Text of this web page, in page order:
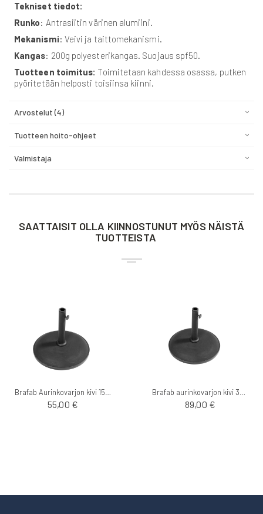
Tekniset tiedot:
Runko: Antrasiitin värinen alumiini.
Mekanismi: Veivi ja taittomekanismi.
Kangas: 200g polyesterikangas. Suojaus spf50.
Tuotteen toimitus: Toimitetaan kahdessa osassa, putken
pyöritetään helposti toisiinsa kiinni.
Arvostelut 4
Tuotteen hoito-ohjeet
Valmistaja
SAATTAISIT OLLA KIINNOSTUNUT MYÖS NÄISTÄ
TUOTTEISTA
55,00 € 89,00 €